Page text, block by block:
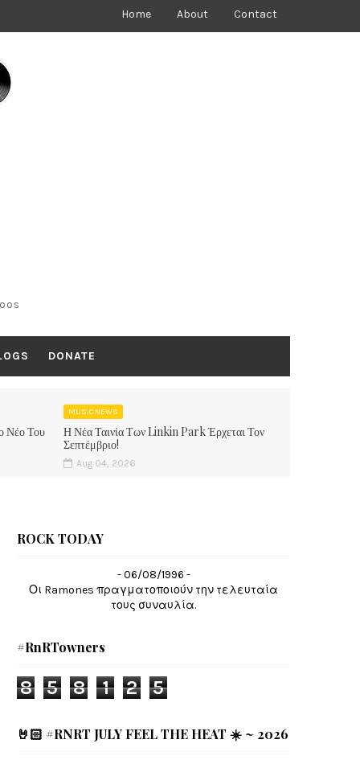
Home About Contact
DONATE
Νέο Του
MUSIC NEWS
Η Νέα Ταινία Των Linkin Park Έρχεται Τον
Σεπτέμβριο!
Aug 04, 2026
ROCK TODAY
- 06/08/1996 -
Οι Ramones πραγματοποιούν την τελευταία
τους συναυλία.
#RnRTowners
8 5 8 1 2 5
🤘🏻 #RNRT JULY FEEL THE HEAT ☀️ ~ 2026